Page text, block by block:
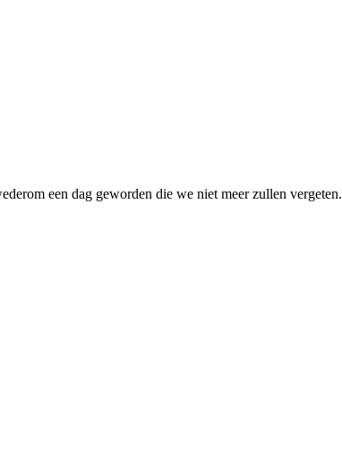
een dag geworden die we niet meer zullen vergeten.